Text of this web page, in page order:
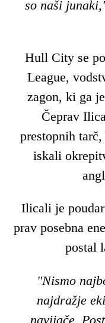
so naši
Hull City se
League,
zagon, ki ga
Čeprav
prestopnih
iskali
Ilicali je
prav posebna
postal
"Nismo
najdražje
navijače.